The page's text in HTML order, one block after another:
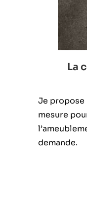
La
Je propose
mesure
demande.